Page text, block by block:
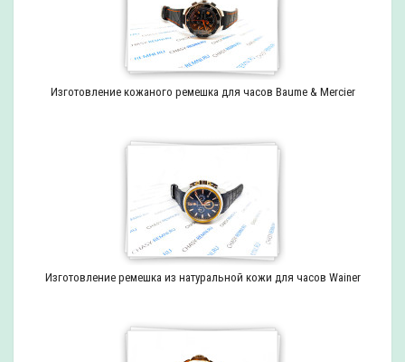
Изготовление кожаного ремешка для часов Baume & Mercier
Изготовление ремешка из натуральной кожи для часов Wainer